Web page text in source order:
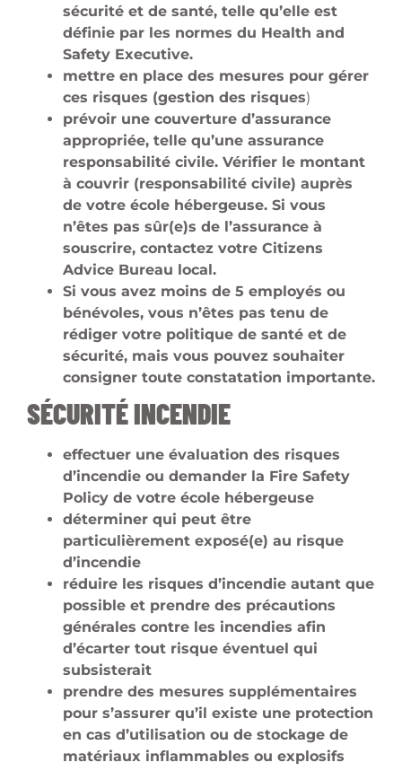
sécurité et de santé, telle qu’elle est
définie par les normes du Health and
Safety Executive.
mettre en place des mesures pour gérer
ces risques (gestion des risques)
prévoir une couverture d’assurance
appropriée, telle qu’une assurance
responsabilité civile. Vérifier le montant
à couvrir (responsabilité civile) auprès
de votre école hébergeuse. Si vous
n’êtes pas sûr(e)s de l’assurance à
souscrire, contactez votre Citizens
Advice Bureau local.
Si vous avez moins de 5 employés ou
bénévoles, vous n’êtes pas tenu de
rédiger votre politique de santé et de
sécurité, mais vous pouvez souhaiter
consigner toute constatation importante.
SÉCURITÉ INCENDIE
effectuer une évaluation des risques
d’incendie ou demander la Fire Safety
Policy de votre école hébergeuse
déterminer qui peut être
particulièrement exposé(e) au risque
d’incendie
réduire les risques d’incendie autant que
possible et prendre des précautions
générales contre les incendies afin
d’écarter tout risque éventuel qui
subsisterait
prendre des mesures supplémentaires
pour s’assurer qu’il existe une protection
en cas d’utilisation ou de stockage de
matériaux inflammables ou explosifs